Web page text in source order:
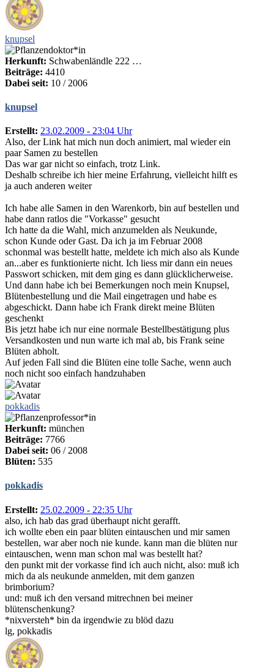
knupsel
Herkunft: Schwabenländle 222 …
Beiträge: 4410
Dabei seit: 10 / 2006
knupsel
Erstellt: 23.02.2009 - 23:04 Uhr
Also, der Link hat mich nun doch animiert, mal wieder ein
paar Samen zu bestellen
Das war gar nicht so einfach, trotz Link.
Deshalb schreibe ich hier meine Erfahrung, vielleicht hilft es
ja auch anderen weiter
Ich habe alle Samen in den Warenkorb, bin auf bestellen und
habe dann ratlos die "Vorkasse" gesucht
Ich hatte da die Wahl, mich anzumelden als Neukunde,
schon Kunde oder Gast. Da ich ja im Februar 2008
schonmal was bestellt hatte, meldete ich mich also als Kunde
an...aber es funktionierte nicht. Ich liess mir dann ein neues
Passwort schicken, mit dem ging es dann glücklicherweise.
Und dann habe ich bei Bemerkungen noch mein Knupsel,
Blütenbestellung und die Mail eingetragen und habe es
abgeschickt. Dann habe ich Frank direkt meine Blüten
geschenkt
Bis jetzt habe ich nur eine normale Bestellbestätigung plus
Versandkosten und nun warte ich mal ab, bis Frank seine
Blüten abholt.
Auf jeden Fall sind die Blüten eine tolle Sache, wenn auch
noch nicht soo einfach handzuhaben
pokkadis
Herkunft: münchen
Beiträge: 7766
Dabei seit: 06 / 2008
Blüten: 535
pokkadis
Erstellt: 25.02.2009 - 22:35 Uhr
also, ich hab das grad überhaupt nicht gerafft.
ich wollte eben ein paar blüten eintauschen und mir samen
bestellen, war aber noch nie kunde. kann man die blüten nur
eintauschen, wenn man schon mal was bestellt hat?
den punkt mit der vorkasse find ich auch nicht, also: muß ich
mich da als neukunde anmelden, mit dem ganzen
brimborium?
und: muß ich den versand mitrechnen bei meiner
blütenschenkung?
*nixversteh* bin da irgendwie zu blöd dazu
lg, pokkadis